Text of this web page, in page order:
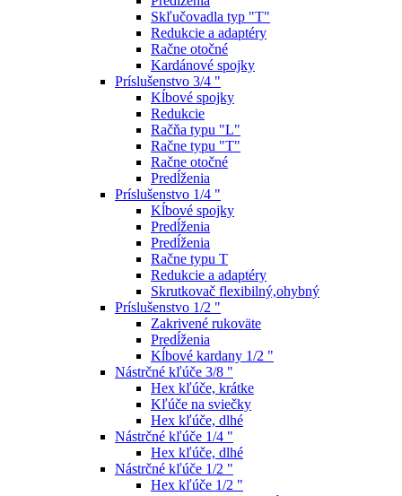
Skľučovadla typ "T"
Redukcie a adaptéry
Račne otočné
Kardánové spojky
Príslušenstvo 3/4 "
Kĺbové spojky
Redukcie
Račňa typu "L"
Račne typu "T"
Račne otočné
Predĺženia
Príslušenstvo 1/4 "
Kĺbové spojky
Predĺženia
Predĺženia
Račne typu T
Redukcie a adaptéry
Skrutkovač flexibilný,ohybný
Príslušenstvo 1/2 "
Zakrivené rukoväte
Predĺženia
Kĺbové kardany 1/2 "
Nástrčné kľúče 3/8 "
Hex kľúče, krátke
Kľúče na sviečky
Hex kľúče, dlhé
Nástrčné kľúče 1/4 "
Hex kľúče, dlhé
Nástrčné kľúče 1/2 "
Hex kľúče 1/2 "